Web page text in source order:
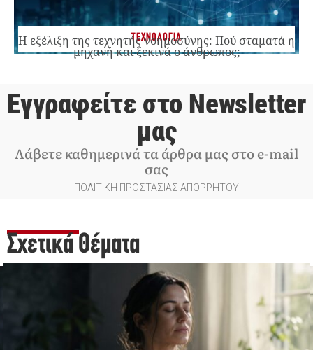
ΤΕΧΝΟΛΟΓΙΑ
Η εξέλιξη της τεχνητής νοημοσύνης: Πού σταματά η
μηχανή και ξεκινά ο άνθρωπος;
Εγγραφείτε στο Newsletter
μας
Λάβετε καθημερινά τα άρθρα μας στο e-mail
σας
ΠΟΛΙΤΙΚΗ ΠΡΟΣΤΑΣΙΑΣ ΑΠΟΡΡΗΤΟΥ
Σχετικά Θέματα